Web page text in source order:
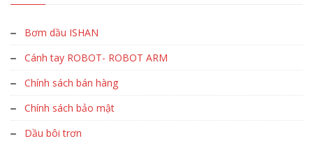
Bơm dầu ISHAN
Cánh tay ROBOT- ROBOT ARM
Chính sách bán hàng
Chính sách bảo mật
Dầu bôi trơn